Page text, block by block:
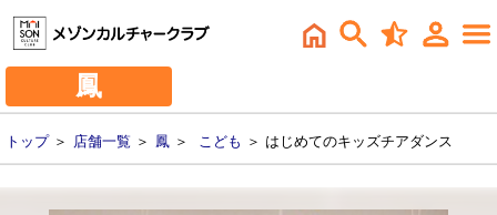
鳳
トップ＞ 店舗一覧 ＞ 鳳 ＞ こども ＞ はじめてのキッズチアダンス